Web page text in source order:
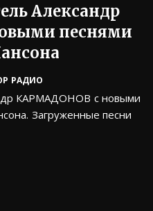
Александр
песнями
РАДИО
КАРМАДОНОВ с новыми
Загруженные песни